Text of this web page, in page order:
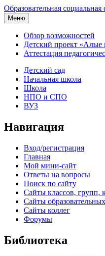
Образовательная социальная
Меню
Обзор возможностей
Детский проект «Алые
Аттестация
Детский сад
Начальная школа
Школа
НПО и СПО
ВУЗ
Навигация
Вход/регистрация
Главная
Мой мини-сайт
Ответы на вопросы
Поиск по сайту
Сайты классов, групп,
Сайты
Сайты коллег
Форумы
Библиотека